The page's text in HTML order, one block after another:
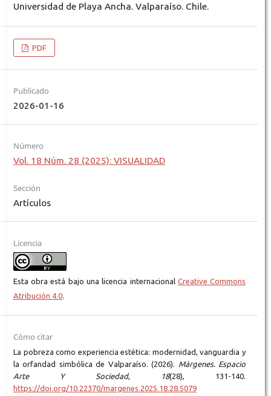
Universidad de Playa Ancha. Valparaíso. Chile.
PDF
Publicado
2026-01-16
Número
Vol. 18 Núm. 28 (2025): VISUALIDAD
Sección
Artículos
Licencia
Esta obra está bajo una licencia internacional Creative Commons
Atribución 4.0.
Cómo citar
La pobreza como experiencia estética: modernidad, vanguardia y
la orfandad simbólica de Valparaíso. (2026). Márgenes. Espacio
Arte Y Sociedad, 18(28), 131-140.
https://doi.org/10.22370/margenes.2025.18.28.5079